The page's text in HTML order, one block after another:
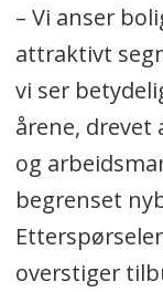
– Vi anser
attraktivt
vi ser
årene, drevet
og
begrenset
overstiger